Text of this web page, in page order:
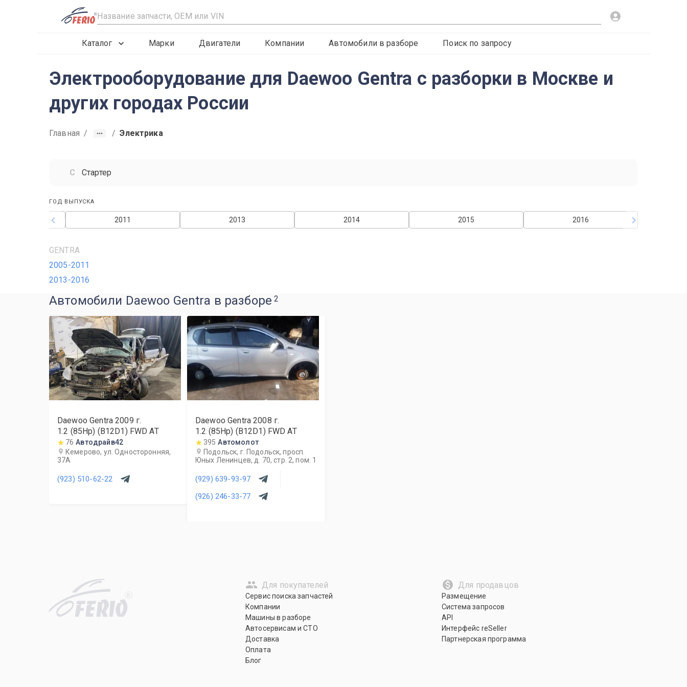
R
Каталог Марки Двигатели Компании Автомобили в разборе Поиск по запросу
Электрооборудование для Daewoo Gentra с разборки в Москве и
других городах России
Главная / / Электрика
Стартер
ГОД ВЫПУСКА
2016
2015
2014
2013
2011
GENTRA
2005-2011
2013-2016
Автомобили Daewoo Gentra в разборе 2
Daewoo Gentra 2009 г.
1.2 (85Hp) (B12D1) FWD AT
76 Автодрайв42
Кемерово, ул. Односторонняя,
37А
(923) 510-62-22
Daewoo Gentra 2008 г.
1.2 (85Hp) (B12D1) FWD AT
395 Автомолот
Подольск, г. Подольск, просп.
Юных Ленинцев, д. 70, стр. 2, пом. 1
(929) 639-93-97
(926) 246-33-77
R
Для покупателей
Сервис поиска запчастей
Компании
Машины в разборе
Автосервисам и СТО
Доставка
Оплата
Блог
Для продавцов
Размещение
Система запросов
API
Интерфейс reSeller
Партнерская программа